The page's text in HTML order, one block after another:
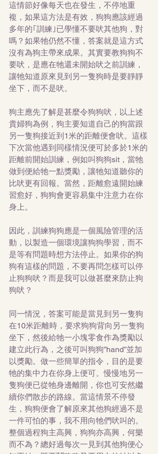
這情節好像每天也在發生，不停地重
複，如果這方法是有效，狗狗應該經過
多年的｢訓練｣已學懂不要吠其他狗，對
嗎？如果牠仍然不懂，答案就是這方式
沒有為狗主帶來成果。其實要教狗狗不
要吠，是應在牠還未開始吠之前訓練，
讓牠知道原來見到另一隻狗時是要靜靜
坐下，而不是吠。
狗主應先了解是甚麼令狗狗吠，以上述
貴婦狗為例，狗主要知道自己的狗當跟
另一隻狗接近到1米的距離便會吠。這樣
下次當他遇到同樣情況便可於多於1米的
距離前開始訓練，例如叫狗狗sit，當牠
做到便給牠一點獎勵，讓牠知道聽你的
比吠更有回報。當然，距離愈遠開始練
習愈好，狗狗會更容易集中注意力在你
身上。
因此，訓練狗狗應是一個風險管理的活
動，以製造一個環境讓狗狗學習，而不
是等有問題時想方法停止。如果你的狗
狗有這樣的問題，不要再問怎樣可以停
止狗狗吠？而是我可以做甚麼來防止狗
狗吠？
同一情況，答案可能是當見到另一隻狗
在10米距離時，要求狗狗背向另一隻狗
坐下，然後給牠一小塊零食作為獎勵以
建立此行為，之後可叫狗狗”hand”並加
以獎勵。做一些簡單的指令，目的是要
牠的集中力在你身上便可。慢慢地另一
隻狗便已從牠身邊離開，你也可安然繼
續你們散步的路線。當這情景不停發
生，狗狗便會了解原來其他狗經過不是
一件可怕的事，我不用向牠們吠叫的。
整個過程狗主高興，狗狗亦高興，何樂
而不為？總好過每次一見到其他狗便心